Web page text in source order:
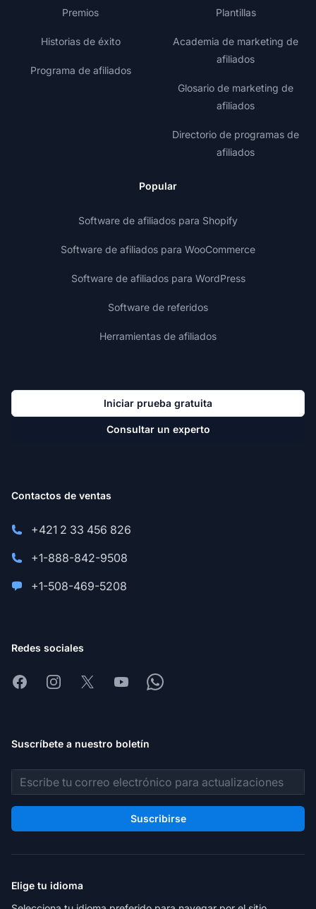
Premios
Historias de éxito
Programa de afiliados
Plantillas
Academia de marketing de
afiliados
Glosario de marketing de
afiliados
Directorio de programas de
afiliados
Popular
Software de afiliados para Shopify
Software de afiliados para WooCommerce
Software de afiliados para WordPress
Software de referidos
Herramientas de afiliados
Iniciar prueba gratuita
Consultar un experto
Contactos de ventas
+421 2 33 456 826
+1-888-842-9508
+1-508-469-5208
Redes sociales
FacebookInstagram
X YoutubeWhatsapp
Suscríbete a nuestro boletín
Dirección de correo electrónico
Suscribirse
Elige tu idioma